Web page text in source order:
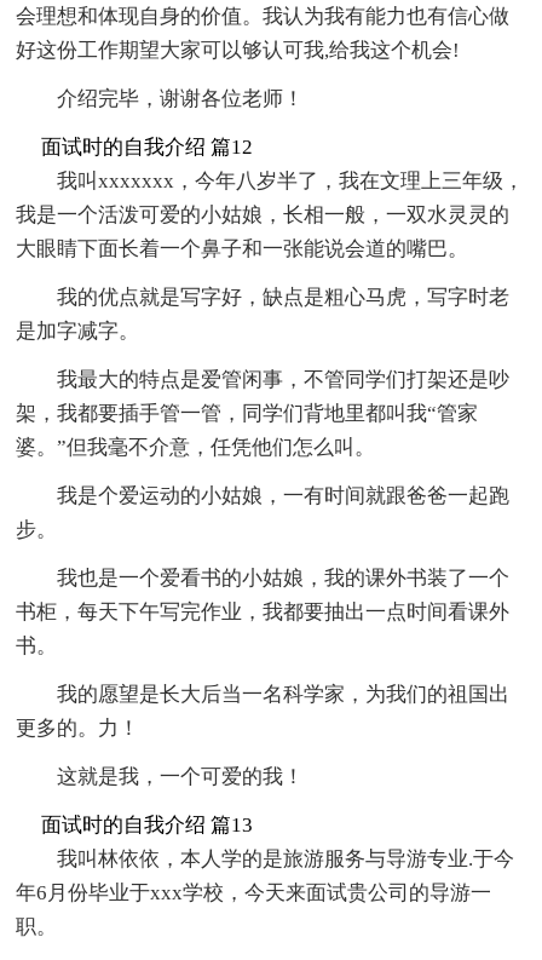
会理想和体现自身的价值。我认为我有能力也有信心做
好这份工作期望大家可以够认可我,给我这个机会!
介绍完毕，谢谢各位老师！
面试时的自我介绍 篇12
我叫xxxxxxx，今年八岁半了，我在文理上三年级，
我是一个活泼可爱的小姑娘，长相一般，一双水灵灵的
大眼睛下面长着一个鼻子和一张能说会道的嘴巴。
我的优点就是写字好，缺点是粗心马虎，写字时老
是加字减字。
我最大的特点是爱管闲事，不管同学们打架还是吵
架，我都要插手管一管，同学们背地里都叫我“管家
婆。”但我毫不介意，任凭他们怎么叫。
我是个爱运动的小姑娘，一有时间就跟爸爸一起跑
步。
我也是一个爱看书的小姑娘，我的课外书装了一个
书柜，每天下午写完作业，我都要抽出一点时间看课外
书。
我的愿望是长大后当一名科学家，为我们的祖国出
更多的。力！
这就是我，一个可爱的我！
面试时的自我介绍 篇13
我叫林依依，本人学的是旅游服务与导游专业.于今
年6月份毕业于xxx学校，今天来面试贵公司的导游一
职。